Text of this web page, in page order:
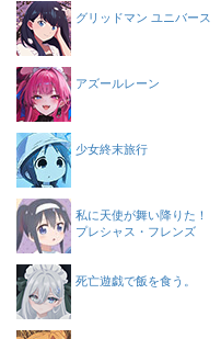
グリッドマン ユニバース
アズールレーン
少女終末旅行
私に天使が舞い降りた！
プレシャス・フレンズ
死亡遊戯で飯を食う。